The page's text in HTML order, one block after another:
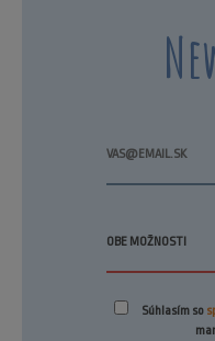
Súhlasím so